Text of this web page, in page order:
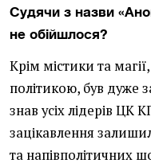
Судячи з назви
не обійшлося?
Крім містики та
політикою, був дуже
знав усіх лідерів ЦК
зацікавлення
та напівполітичних